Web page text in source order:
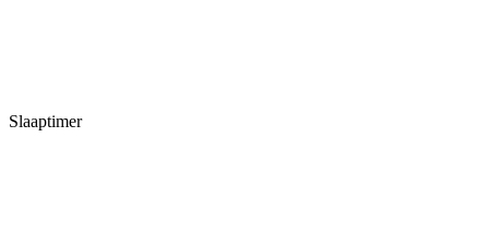
Slaaptimer